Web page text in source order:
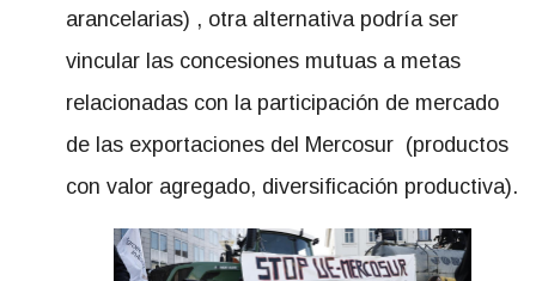
arancelarias) , otra alternativa podría ser
vincular las concesiones mutuas a metas
relacionadas con la participación de mercado
de las exportaciones del Mercosur (productos
con valor agregado, diversificación productiva).